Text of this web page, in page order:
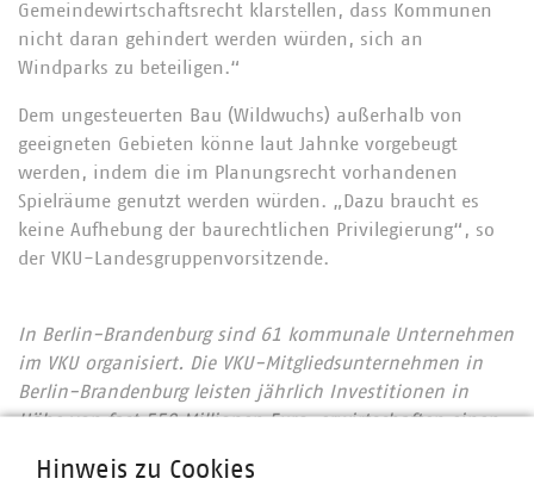
Gemeindewirtschaftsrecht klarstellen, dass Kommunen
nicht daran gehindert werden würden, sich an
Windparks zu beteiligen.“
Dem ungesteuerten Bau (Wildwuchs) außerhalb von
geeigneten Gebieten könne laut Jahnke vorgebeugt
werden, indem die im Planungsrecht vorhandenen
Spielräume genutzt werden würden. „Dazu braucht es
keine Aufhebung der baurechtlichen Privilegierung“, so
der VKU-Landesgruppenvorsitzende.
In Berlin-Brandenburg sind 61 kommunale Unternehmen
im VKU organisiert. Die VKU-Mitgliedsunternehmen in
Berlin-Brandenburg leisten jährlich Investitionen in
Höhe von fast 550 Millionen Euro, erwirtschaften einen
Arbeitgeber für mehr als 16.000 Beschäftigte.
Hinweis zu Cookies